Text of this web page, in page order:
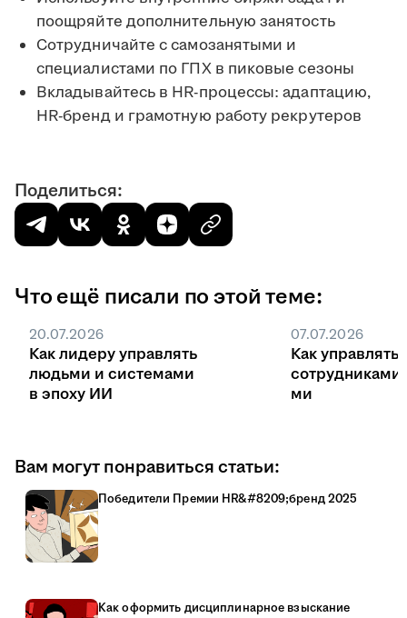
поощряйте дополнительную занятость
Сотрудничайте с самозанятыми и
специалистами по ГПХ в пиковые сезоны
Вкладывайтесь в HR-процессы: адаптацию,
HR-бренд и грамотную работу рекрутеров
Поделиться:
Что ещё писали по этой теме:
20.07.2026
Как лидеру управлять
людьми и системами
в эпоху ИИ
07.07.2026
Как управлять
ми
Вам могут понравиться статьи:
Победители Премии HR&#8209;бренд 2025
Как оформить дисциплинарное взыскание